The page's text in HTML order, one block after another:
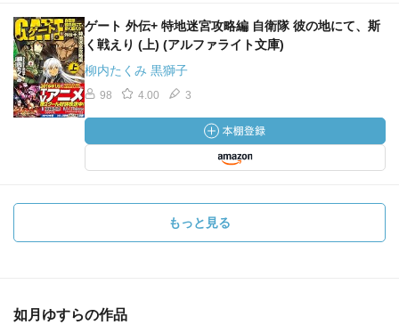
ゲート 外伝+ 特地迷宮攻略編 自衛隊 彼の地にて、斯
く戦えり (上) (アルファライト文庫)
柳内たくみ 黒獅子
98 4.00 3
もっと見る
如月ゆすらの作品